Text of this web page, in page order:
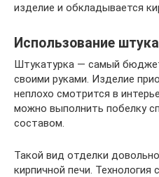
изделие и обкладывается
Использование
Штукатурка — самый
своими руками. Изделие
неплохо смотрится в
можно выполнить побелку
составом.
Такой вид отделки
кирпичной печи. Технология